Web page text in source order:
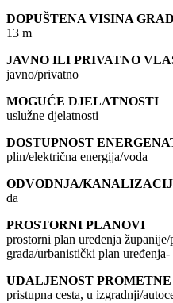
DOPUŠTENA VISINA
13 m
JAVNO ILI PRIVATNO
javno/privatno
MOGUĆE DJELATNOSTI
uslužne djelatnosti
DOSTUPNOST
plin/električna energija/voda
ODVODNJA/
da
PROSTORNI PLANOVI
prostorni plan uređenja
grada/urbanistički plan
UDALJENOST
pristupna cesta, u izgradnji/